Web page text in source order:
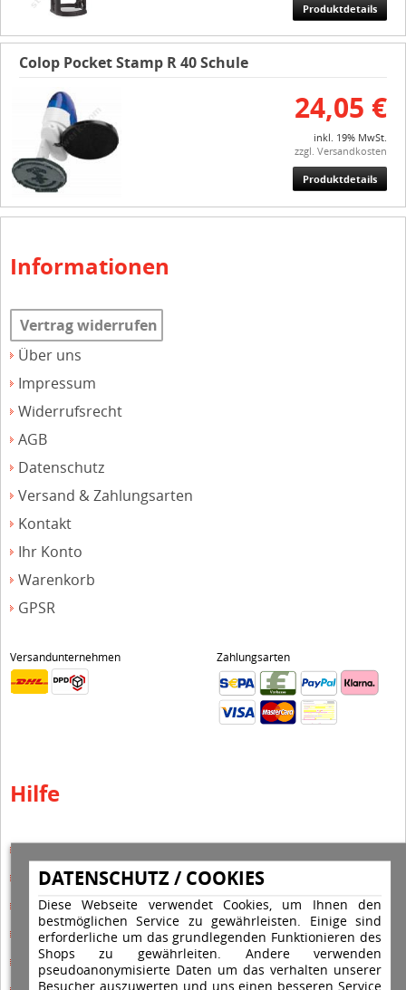
DATENSCHUTZ / COOKIES
Diese Webseite verwendet Cookies, um Ihnen den
bestmöglichen Service zu gewährleisten. Einige sind
erforderliche um das grundlegenden Funktionieren des
Shops zu gewährleiten. Andere verwenden
pseudoanonymisierte Daten um das verhalten unserer
Besucher auszuwerten und uns einen besseren Service
Produktdetails
Colop Pocket Stamp R 40 Schule
24,05 €
inkl. 19% MwSt.
zzgl. Versandkosten
Produktdetails
Informationen
Vertrag widerrufen
Über uns
Impressum
Widerrufsrecht
AGB
Datenschutz
Versand & Zahlungsarten
Kontakt
Ihr Konto
Warenkorb
GPSR
Versandunternehmen Zahlungsarten
Hilfe
Hilfe Editor
Hilfe-Multicolorstempel
Hilfe-Rundstempel
Hilfe Rundstempel Holz
Hilfe Stempelkissen wechseln